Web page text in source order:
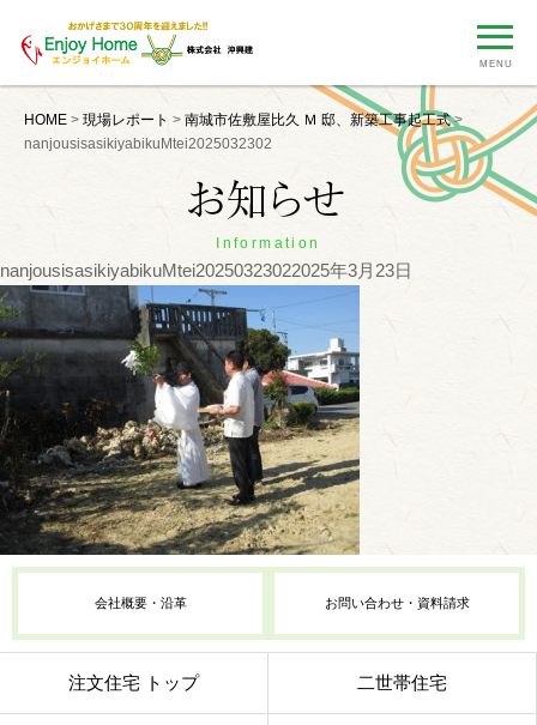
MENU
HOME > 現場レポート > 南城市佐敷屋比久 Ｍ 邸、新築工事起工式>
nanjousisasikiyabikuMtei2025032302
Information
nanjousisasikiyabikuMtei20250323022025年3月23日
会社概要・沿革 お問い合わせ・資料請求
注文住宅 トップ 二世帯住宅